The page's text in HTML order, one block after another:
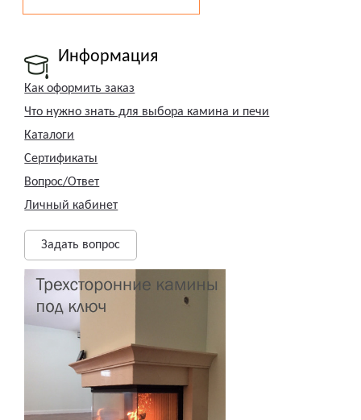
Информация
Как оформить заказ
Что нужно знать для выбора камина и печи
Каталоги
Сертификаты
Вопрос/Ответ
Личный кабинет
Задать вопрос